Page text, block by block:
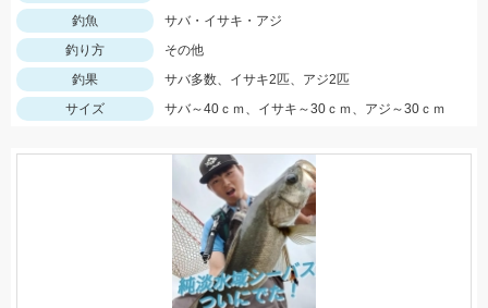
釣魚
サバ・イサキ・アジ
釣り方
その他
釣果
サバ多数、イサキ2匹、アジ2匹
サイズ
サバ～40ｃｍ、イサキ～30ｃｍ、アジ～30ｃｍ